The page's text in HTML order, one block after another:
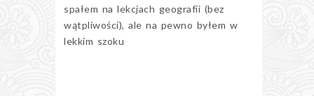
spałem na lekcjach geografii (bez
wątpliwości), ale na pewno byłem w
lekkim szoku